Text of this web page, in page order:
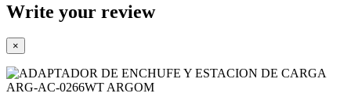
Write your review
×